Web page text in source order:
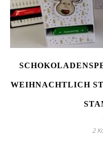
WEIHNACHTLICH
2